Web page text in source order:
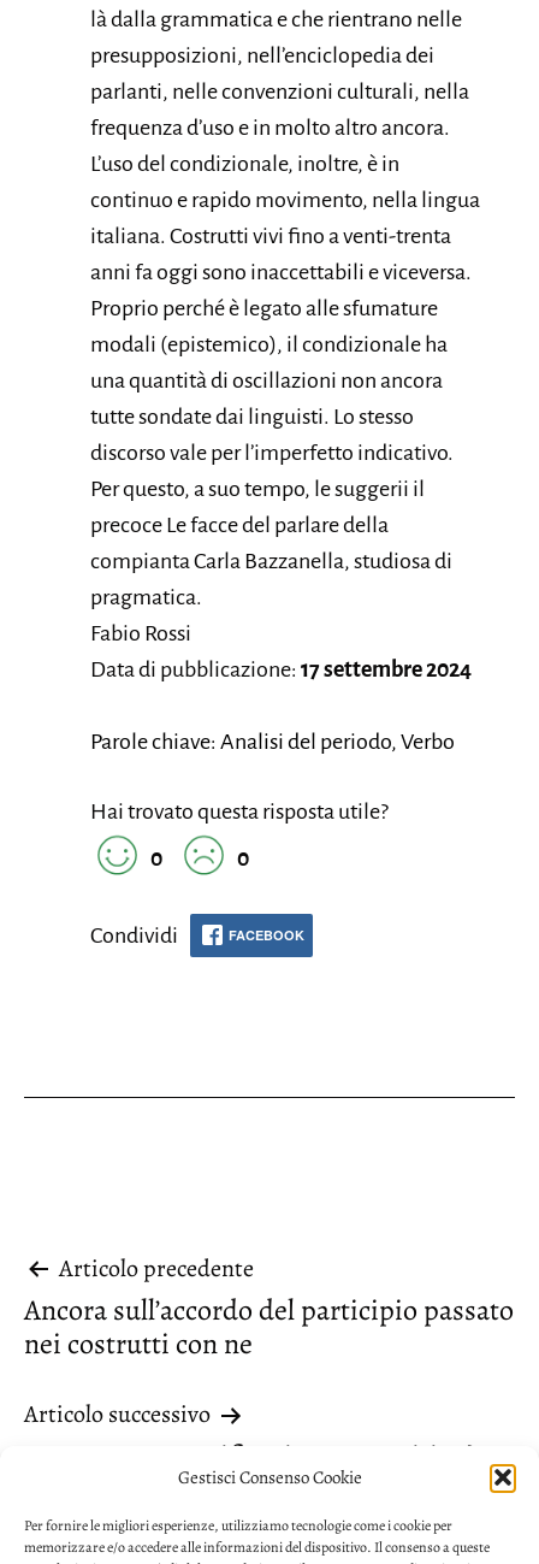
Gestisci Consenso Cookie
Per fornire le migliori esperienze, utilizziamo tecnologie come i cookie per
memorizzare e/o accedere alle informazioni del dispositivo. Il consenso a queste
là dalla grammatica e che rientrano nelle
presupposizioni, nell’enciclopedia dei
parlanti, nelle convenzioni culturali, nella
frequenza d’uso e in molto altro ancora.
L’uso del condizionale, inoltre, è in
continuo e rapido movimento, nella lingua
italiana. Costrutti vivi fino a venti-trenta
anni fa oggi sono inaccettabili e viceversa.
Proprio perché è legato alle sfumature
modali (epistemico), il condizionale ha
una quantità di oscillazioni non ancora
tutte sondate dai linguisti. Lo stesso
discorso vale per l’imperfetto indicativo.
Per questo, a suo tempo, le suggerii il
precoce Le facce del parlare della
compianta Carla Bazzanella, studiosa di
pragmatica.
Fabio Rossi
Data di pubblicazione: 17 settembre 2024
Parole chiave: Analisi del periodo, Verbo
Hai trovato questa risposta utile?
0
0
Condividi FACEBOOK
Navigazione
articoli
Articolo precedente
Ancora sull’accordo del participio passato
nei costrutti con ne
Articolo successivo
Ne oggetto, specificazione o partitivo?